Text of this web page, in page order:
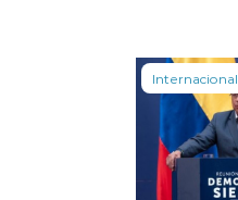
Internacional